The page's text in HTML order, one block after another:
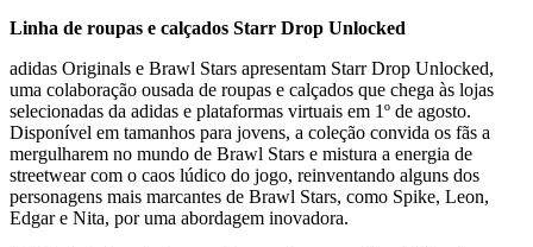
Linha de roupas e calçados Starr Drop Unlocked
adidas Originals e Brawl Stars apresentam Starr Drop Unlocked,
uma colaboração ousada de roupas e calçados que chega às lojas
selecionadas da adidas e plataformas virtuais em 1º de agosto.
Disponível em tamanhos para jovens, a coleção convida os fãs a
mergulharem no mundo de Brawl Stars e mistura a energia de
streetwear com o caos lúdico do jogo, reinventando alguns dos
personagens mais marcantes de Brawl Stars, como Spike, Leon,
Edgar e Nita, por uma abordagem inovadora.